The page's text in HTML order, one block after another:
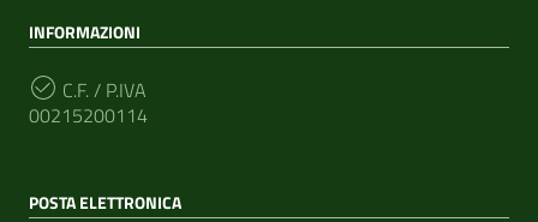
INFORMAZIONI
C.F. / P.IVA
00215200114
POSTA ELETTRONICA